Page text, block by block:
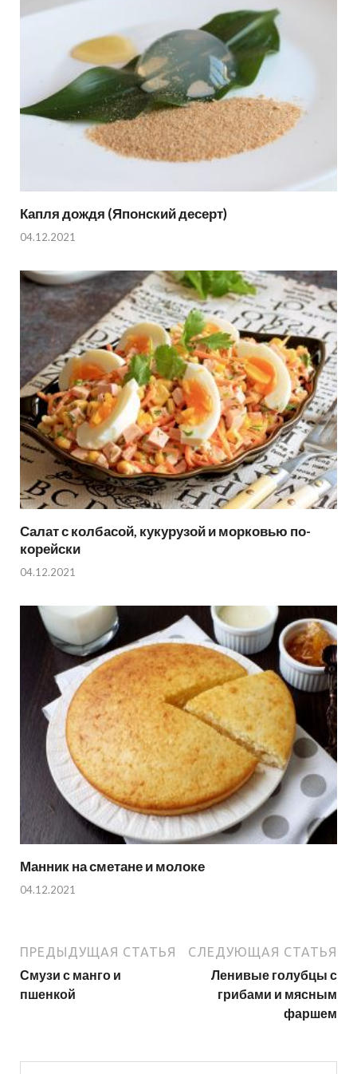
Капля дождя (Японский десерт)
04.12.2021
Салат с колбасой, кукурузой и морковью по-
корейски
04.12.2021
Манник на сметане и молоке
04.12.2021
ПРЕДЫДУЩАЯ СТАТЬЯ
Смузи с манго и
пшенкой
СЛЕДУЮЩАЯ СТАТЬЯ
Ленивые голубцы с
грибами и мясным
фаршем